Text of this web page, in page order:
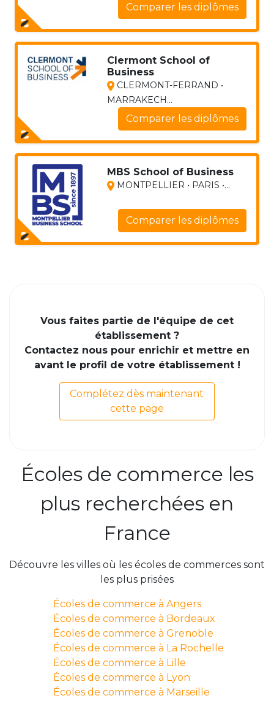
Comparer les diplômes
Clermont School of
Business
CLERMONT-FERRAND •
MARRAKECH...
Comparer les diplômes
MBS School of Business
MONTPELLIER • PARIS •...
Comparer les diplômes
Vous faites partie de l'équipe de cet
établissement ?
Contactez nous pour enrichir et mettre en
avant le profil de votre établissement !
Complétez dès maintenant
cette page
Écoles de commerce les
plus recherchées en
France
Découvre les villes où les écoles de commerces sont
les plus prisées
Écoles de commerce à Angers
Écoles de commerce à Bordeaux
Écoles de commerce à Grenoble
Écoles de commerce à La Rochelle
Écoles de commerce à Lille
Écoles de commerce à Lyon
Écoles de commerce à Marseille